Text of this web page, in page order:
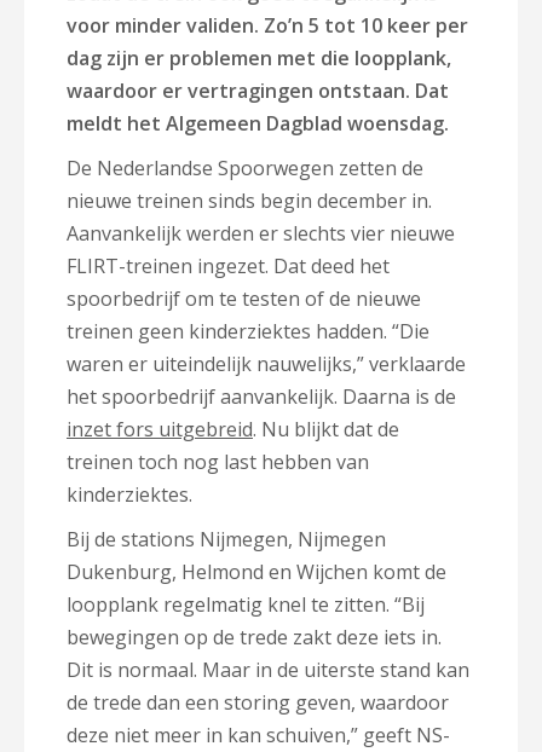
voor minder validen. Zo’n 5 tot 10 keer per
dag zijn er problemen met die loopplank,
waardoor er vertragingen ontstaan. Dat
meldt het Algemeen Dagblad woensdag.
De Nederlandse Spoorwegen zetten de
nieuwe treinen sinds begin december in.
Aanvankelijk werden er slechts vier nieuwe
FLIRT-treinen ingezet. Dat deed het
spoorbedrijf om te testen of de nieuwe
treinen geen kinderziektes hadden. “Die
waren er uiteindelijk nauwelijks,” verklaarde
het spoorbedrijf aanvankelijk. Daarna is de
inzet fors uitgebreid. Nu blijkt dat de
treinen toch nog last hebben van
kinderziektes.
Bij de stations Nijmegen, Nijmegen
Dukenburg, Helmond en Wijchen komt de
loopplank regelmatig knel te zitten. “Bij
bewegingen op de trede zakt deze iets in.
Dit is normaal. Maar in de uiterste stand kan
de trede dan een storing geven, waardoor
deze niet meer in kan schuiven,” geeft NS-